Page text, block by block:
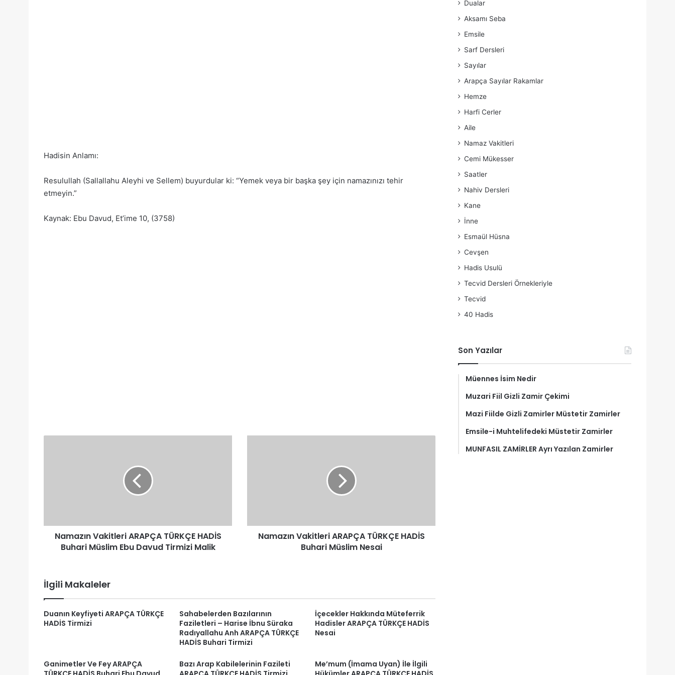
Hadisin Anlamı:
Resulullah (Sallallahu Aleyhi ve Sellem) buyurdular ki: “Yemek veya bir başka şey için namazınızı tehir
etmeyin.”
Kaynak: Ebu Davud, Et’ime 10, (3758)
Davud
TirmiziNamazın Vakitleri ARAPÇA TÜRKÇE HADİS
Buhari Müslim Ebu Davud Tirmizi Malik
Namazın Vakitleri ARAPÇA TÜRKÇE HADİS
Buhari Müslim Nesai
İlgili Makaleler
Duanın Keyfiyeti ARAPÇA TÜRKÇE
HADİS Tirmizi
Sahabelerden Bazılarının
Faziletleri – Harise İbnu Süraka
Radıyallahu Anh ARAPÇA TÜRKÇE
HADİS Buhari Tirmizi
İçecekler Hakkında Müteferrik
Hadisler ARAPÇA TÜRKÇE HADİS
Nesai
Ganimetler Ve Fey ARAPÇA
Bazı Arap Kabilelerinin Fazileti
Me’mum (İmama Uyan) İle İlgili
Dualar
Aksamı Seba
Emsile
Sarf Dersleri
Sayılar
Arapça Sayılar Rakamlar
Hemze
Harfi Cerler
Aile
Namaz Vakitleri
Cemi Mükesser
Saatler
Nahiv Dersleri
Kane
İnne
Esmaül Hüsna
Cevşen
Hadis Usulü
Tecvid Dersleri Örnekleriyle
Tecvid
40 Hadis
Son Yazılar
Müennes İsim Nedir
Muzari Fiil Gizli Zamir Çekimi
Mazi Fiilde Gizli Zamirler Müstetir Zamirler
Emsile-i Muhtelifedeki Müstetir Zamirler
MUNFASIL ZAMİRLER Ayrı Yazılan Zamirler